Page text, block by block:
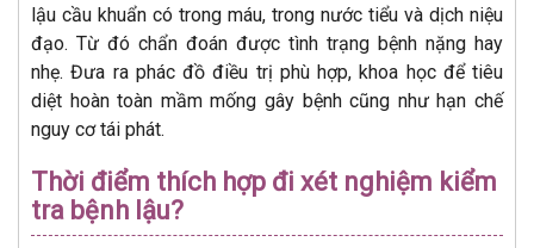
lậu cầu khuẩn có trong máu, trong nước tiểu và dịch niệu
đạo. Từ đó chẩn đoán được tình trạng bệnh nặng hay
nhẹ. Đưa ra phác đồ điều trị phù hợp, khoa học để tiêu
diệt hoàn toàn mầm mống gây bệnh cũng như hạn chế
nguy cơ tái phát.
Thời điểm thích hợp đi xét nghiệm kiểm
tra bệnh lậu?